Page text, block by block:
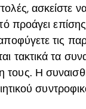
ασκείστε
προάγει
τις
τακτικά τα
Η